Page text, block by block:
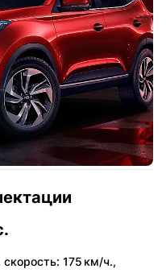
скорость: 175 км/ч.,